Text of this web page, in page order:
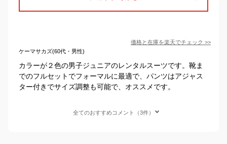
価格と在庫を楽天でチェック >>
ケーマサカズ(60代・男性)
カラーが２色の男子ジュニアのレンタルスーツです。靴ま
でのフルセットでフォーマルに最適で、パンツはアジャス
ター付きでサイズ調整も可能で、オススメです。
全てのおすすめコメント（3件）